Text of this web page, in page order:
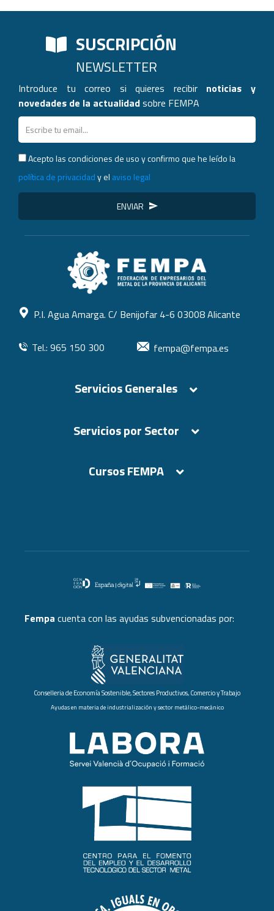
SUSCRIPCIÓN
NEWSLETTER
Introduce tu correo si quieres recibir noticias y
novedades de la actualidadsobre FEMPA
Acepto las condiciones de uso y confirmo que he leído la
política de privacidady el aviso legal
ENVIAR
P.I. Agua Amarga. C/ Benijofar 4-6 03008 Alicante
Tel.: 965 150 300 fempa@fempa.es
Servicios Generales
Servicios por Sector
Cursos FEMPA
Fempa cuenta con las ayudas subvencionadas por:
Conselleria de Economía Sostenible, Sectores Productivos, Comercio y Trabajo
Ayudas en materia de industrialización y sector metálico-mecánico